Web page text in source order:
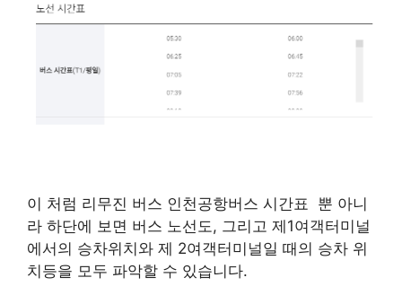
이 처럼 리무진 버스 인천공항버스 시간표 뿐 아니
라 하단에 보면 버스 노선도, 그리고 제1여객터미널
에서의 승차위치와 제 2여객터미널일 때의 승차 위
치등을 모두 파악할 수 있습니다.